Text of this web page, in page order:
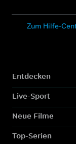
Zum Hilfe-
Entdecken
Live-Sport
Neue Filme
Top-Serien